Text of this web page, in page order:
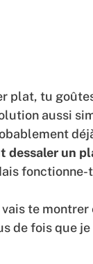
plat, tu
aussi
dessaler un
te
de fois que je